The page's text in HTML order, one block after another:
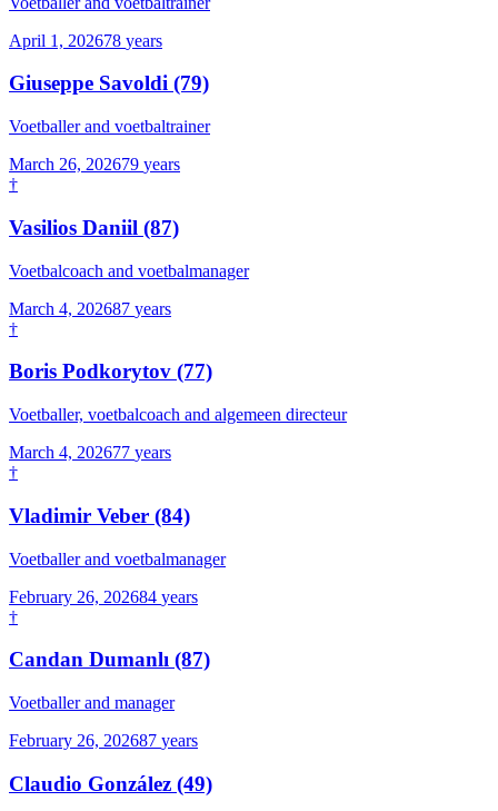
April 1, 202678 years
Giuseppe Savoldi (79)
Voetballer and voetbaltrainer
March 26, 202679 years
†
Vasilios Daniil (87)
Voetbalcoach and voetbalmanager
March 4, 202687 years
†
Boris Podkorytov (77)
Voetballer, voetbalcoach and algemeen directeur
March 4, 202677 years
†
Vladimir Veber (84)
Voetballer and voetbalmanager
February 26, 202684 years
†
Candan Dumanlı (87)
Voetballer and manager
February 26, 202687 years
Claudio González (49)